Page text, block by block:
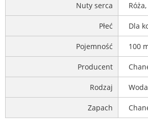
Nuty serca
Płeć Dla
Pojemność 100
Producent
Rodzaj
Zapach